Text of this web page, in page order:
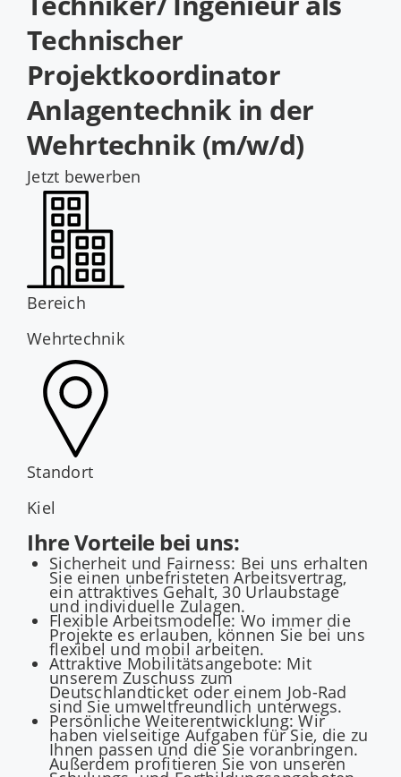
Jobs
Technischer
Projektkoordinator
Anlagentechnik in der
Wehrtechnik (m/w/d)
Jetzt bewerben
Bereich
Wehrtechnik
Standort
Kiel
Ihre Vorteile bei uns:
Sicherheit und Fairness: Bei uns erhalten
Sie einen unbefristeten Arbeitsvertrag,
ein attraktives Gehalt, 30 Urlaubstage
und individuelle Zulagen.
Flexible Arbeitsmodelle: Wo immer die
Projekte es erlauben, können Sie bei uns
flexibel und mobil arbeiten.
Attraktive Mobilitätsangebote: Mit
unserem Zuschuss zum
Deutschlandticket oder einem Job-Rad
sind Sie umweltfreundlich unterwegs.
Persönliche Weiterentwicklung: Wir
haben vielseitige Aufgaben für Sie, die zu
Ihnen passen und die Sie voranbringen.
Außerdem profitieren Sie von unseren